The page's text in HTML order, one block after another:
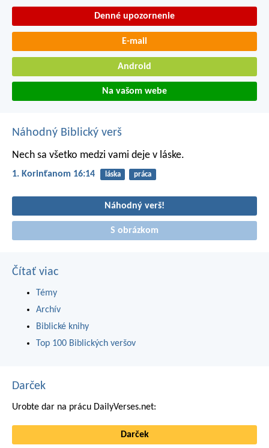
Denné upozornenie
E-mail
Android
Na vašom webe
Náhodný Biblický verš
Nech sa všetko medzi vami deje v láske.
1. Korinťanom 16:14 láska práca
Náhodný verš!
S obrázkom
Čítať viac
Témy
Archív
Biblické knihy
Top 100 Biblických veršov
Darček
Urobte dar na prácu DailyVerses.net:
Darček